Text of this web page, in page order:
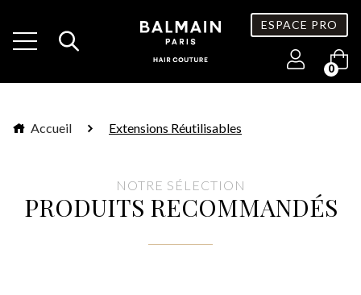
ESPACE PRO
0
Accueil Extensions Réutilisables
NOTRE SÉLECTION
PRODUITS RECOMMANDÉS